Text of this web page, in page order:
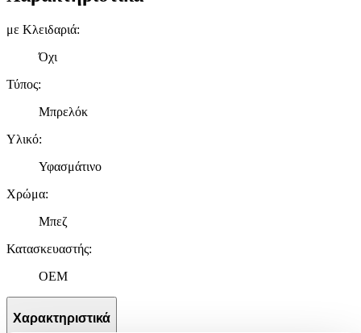
με Κλειδαριά:
Όχι
Τύπος:
Μπρελόκ
Υλικό:
Υφασμάτινο
Χρώμα:
Μπεζ
Κατασκευαστής:
OEM
Χαρακτηριστικά